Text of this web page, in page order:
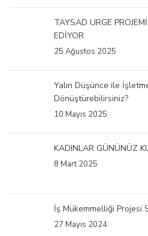
TAYSAD URGE
EDİYOR
25 Ağustos 2025
Yalın Düşünce ile
Dönüştürebilirsiniz?
10 Mayıs 2025
KADINLAR GÜNÜNÜZ
8 Mart 2025
İş Mükemmelliği Projesi
27 Mayıs 2024